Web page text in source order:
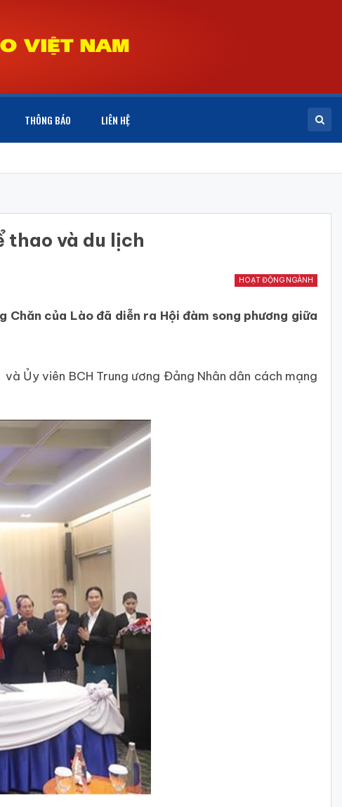
THÔNG BÁO LIÊN HỆ
thao và du lịch
HOẠT ĐỘNG NGÀNH
của Lào đã diễn ra Hội đàm song phương giữa
Ủy viên BCH Trung ương Đảng Nhân dân cách mạng